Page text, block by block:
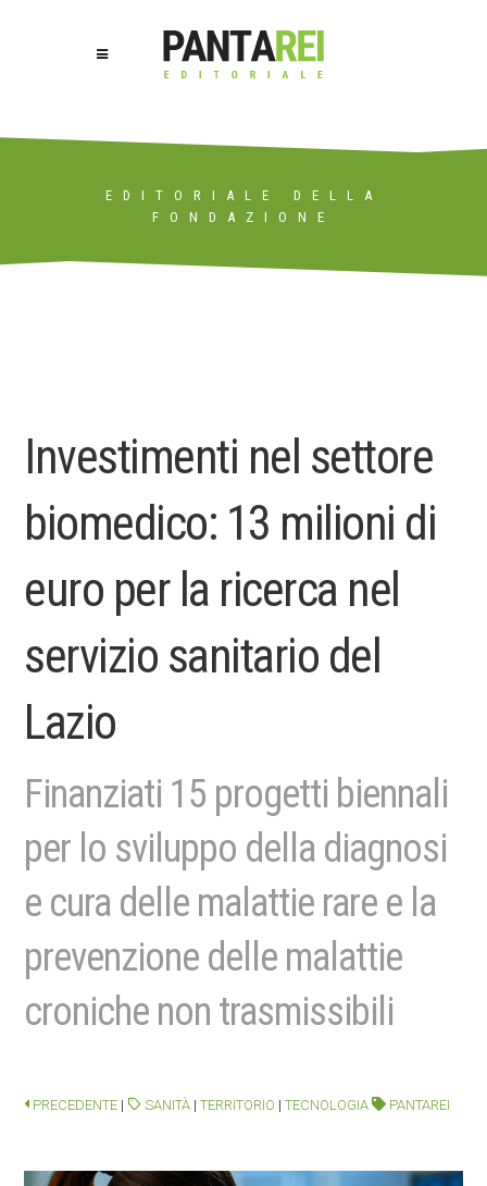
EDITORIALE DELLA
FONDAZIONE
Investimenti nel settore
biomedico: 13 milioni di
euro per la ricerca nel
servizio sanitario del
Lazio
Finanziati 15 progetti biennali
per lo sviluppo della diagnosi
e cura delle malattie rare e la
prevenzione delle malattie
croniche non trasmissibili
PRECEDENTE | SANITÀ |TERRITORIO |TECNOLOGIA PANTAREI